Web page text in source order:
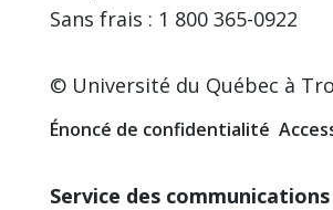
Sans frais : 1 800 365-0922
© Université du Québec à
Énoncé de confidentialité
Service des communications